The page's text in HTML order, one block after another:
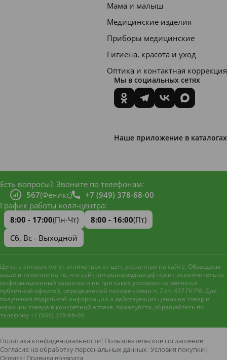
Мама и малыш
Медицинские изделия
Приборы медицинские
Гигиена, красота и уход
Оптика и контактная коррекция
Мы в социальных сетях
Наше приложение в каталогах
Есть вопросы? Звоните по телефонам:
567(Феникс)
+7 (949) 378-68-00
График работы колл-центра:
8:00 - 17:00(Пн-Чт) 8:00 - 16:00(Пт)
Сб, Вс - Выходной
Цены в аптеках могут отличаться от цен, указанных на сайте. Обращаем
ваше внимание на то, что сайт аптеканародная.рф носит исключительно
информационный характер и ни при каких условиях не является
публичной офертой, определяемой положениями п. 2 ст. 437 ГК РФ. Для
получения подробной информации о действующих ценах на товар и
наличии товара в конкретной аптеке, пожалуйста, обращайтесь по
телефону +7 (949) 378-68-00
Политика конфиденциальности Пользовательское соглашение
Согласие на обработку персональных данных Условия покупки
Оплата Правила возврата
Наш сайт использует файлы
улучшения работы и анализа
посещаемости. Оставаясь на